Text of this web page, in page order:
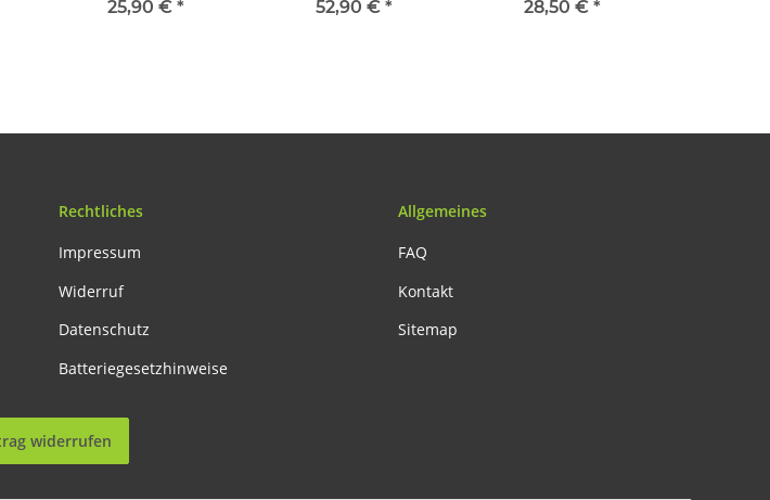
14 cm Bambus
25,90 € *
Olivenholz
52,90 € *
Frankfurt 14 cm natur
28,50 € *
Rechtliches
Impressum
Widerruf
Datenschutz
Batteriegesetzhinweise
Allgemeines
FAQ
Kontakt
Sitemap
widerrufen